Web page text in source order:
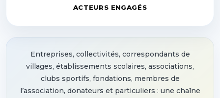
ACTEURS ENGAGÉS
Entreprises, collectivités, correspondants de
villages, établissements scolaires, associations,
clubs sportifs, fondations, membres de
l’association, donateurs et particuliers : une chaîne